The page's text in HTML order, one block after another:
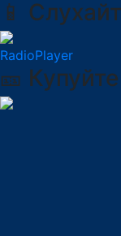
📱
RadioPlayer
🎫